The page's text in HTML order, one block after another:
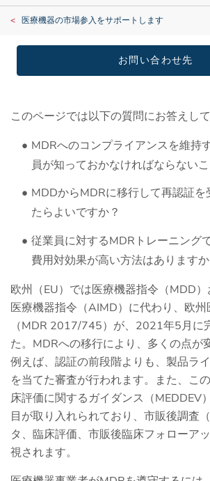
医療機器の市場参入をサポートします
お問い合わせ先
このページでは以下の質問にお答えし
MDRへのコンプライアンスを維持
員が知っておかなければならない
MDDからMDRに移行して再認証を
たらよいですか？
従業員に対するMDRトレーニング
費用対効果が高い方法はありますか
欧州（EU）では医療機器指令（MDD
医療機器指令（AIMD）に代わり、欧州
（MDR 2017/745）が、2021年5月に
た。MDRへの移行により、多くの点が
例えば、認証の前段階よりも、製品ラ
を当てた審査が行われます。また、こ
床評価に関するガイダンス（MEDDEV
目が取り入れられており、市販後調査
タ、臨床評価、市販後臨床フォローア
視されます。